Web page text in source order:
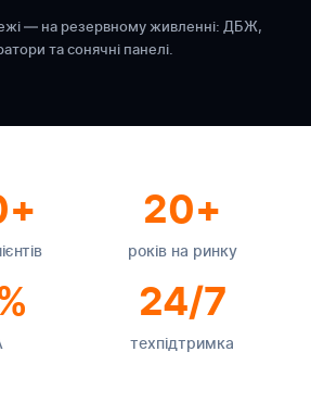
— на резервному живленні: ДБЖ,
та сонячні панелі.
20+
років на ринку
24/7
техпідтримка